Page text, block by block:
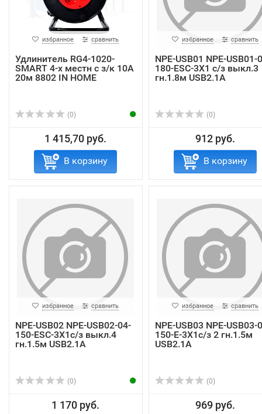
избранное сравнить
Удлинитель RG4-1020-
SMART 4-х местн с з/к 10A
20м 8802 IN HOME
(0)
1 415,70 руб.
В корзину
избранное сравнить
NPE-USB01 NPE-USB01-
180-ESC-3X1 с/з выкл.3
гн.1.8м USB2.1A
(0)
912 руб.
В корзину
избранное сравнить
NPE-USB02 NPE-USB02-04-
150-ESC-3X1с/з выкл.4
гн.1.5м USB2.1A
(0)
1 170 руб.
избранное сравнить
NPE-USB03 NPE-USB03-
150-E-3X1с/з 2 гн.1.5м
USB2.1A
(0)
969 руб.